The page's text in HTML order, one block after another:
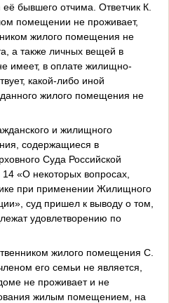
бывшего отчима. Ответчик К.
помещении не проживает,
жилого помещения не
а также личных вещей в
имеет, в оплате жилищно-
какой-либо иной
жилого помещения не
и жилищного
содержащиеся в
Суда Российской
«О некоторых вопросах,
при применении Жилищного
суд пришел к выводу о том,
удовлетворению по
жилого помещения С.
его семьи не является,
не проживает и не
жилым помещением, на